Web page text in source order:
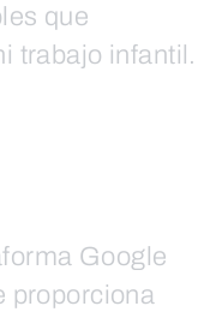
que
trabajo infantil.
Google
proporciona